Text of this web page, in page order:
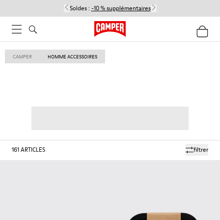
Soldes : -10 % supplémentaires
CAMPER HOMME ACCESSOIRES
filtrer
161ARTICLES